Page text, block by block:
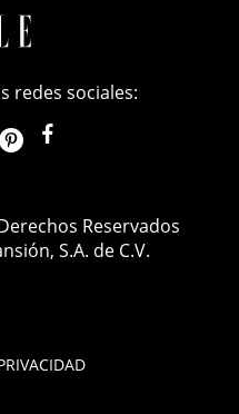
redes sociales:
ellemexico
Reservados
S.A. de C.V.